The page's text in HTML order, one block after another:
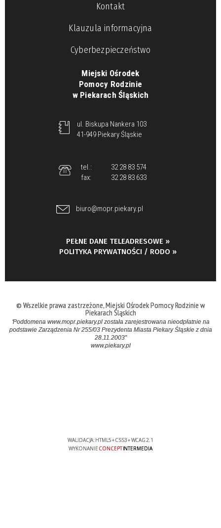
Kontakt
Klauzula informacyjna
Cyberbezpieczeństwo
Miejski Ośrodek
Pomocy Rodzinie
w Piekarach Śląskich
ul. Biskupa Nankera 103
41-949 Piekary Śląskie
tel.:
32 28 83 574
fax:
32 28 83 633
biuro@mopr.piekary.pl
PEŁNE DANE TELEADRESOWE »
POLITYKA PRYWATNOŚCI / RODO »
© Wszelkie prawa zastrzeżone, Miejski Ośrodek Pomocy Rodzinie w
Piekarach Śląskich
"Poddomena www.mopr.piekary.pl została zarejestrowana nieodpłatnie na
podstawie Zarządzenia Nr 255/03 Prezydenta Miasta Piekary Śląskie z dnia
28.11.2003”
www.piekary.pl
WALIDACJA: HTML5+CSS3+WCAG 2.1
WYKONANIE CONCEPTINTERMEDIA